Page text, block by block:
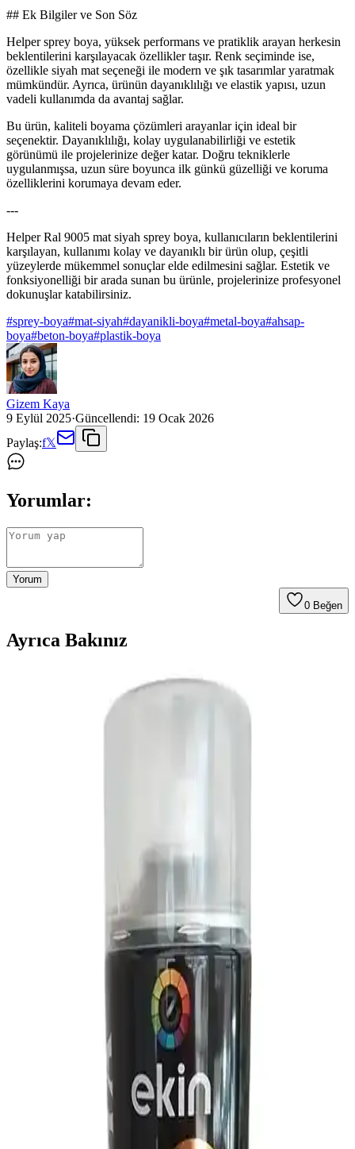
## Ek Bilgiler ve Son Söz
Helper sprey boya, yüksek performans ve pratiklik arayan herkesin
beklentilerini karşılayacak özellikler taşır. Renk seçiminde ise,
özellikle siyah mat seçeneği ile modern ve şık tasarımlar yaratmak
mümkündür. Ayrıca, ürünün dayanıklılığı ve elastik yapısı, uzun
vadeli kullanımda da avantaj sağlar.
Bu ürün, kaliteli boyama çözümleri arayanlar için ideal bir
seçenektir. Dayanıklılığı, kolay uygulanabilirliği ve estetik
görünümü ile projelerinize değer katar. Doğru tekniklerle
uygulanmışsa, uzun süre boyunca ilk günkü güzelliği ve koruma
özelliklerini korumaya devam eder.
---
Helper Ral 9005 mat siyah sprey boya, kullanıcıların beklentilerini
karşılayan, kullanımı kolay ve dayanıklı bir ürün olup, çeşitli
yüzeylerde mükemmel sonuçlar elde edilmesini sağlar. Estetik ve
fonksiyonelliği bir arada sunan bu ürünle, projelerinize profesyonel
dokunuşlar katabilirsiniz.
#sprey-boya#mat-siyah#dayanikli-boya#metal-boya#ahsap-
boya#beton-boya#plastik-boya
Gizem Kaya
9 Eylül 2025·Güncellendi: 19 Ocak 2026
Paylaş:f𝕏
Yorumlar:
Yorum
0 Beğen
Ayrıca Bakınız
Motip Isıya Dayanıklı Sprey Boya 400 ml Siyah
Yüksek Sıcaklık ve Dayanıklılık Sağlar
Bu karşılaştırmada Akçalı Metalik Gri (357) ile Motip Carat
Fosforlu Sarı (Ral 95724) ürünleri kapatıcı performans, renk/ton,
Beyaz Duvarlarda Ayna Çerçevesi Renk Seçimi ve
Boyama Teknikleri
Beyaz duvarlı mekânlarda ayna çerçevesi seçimi ve boyama
teknikleri, renk uyumu ve malzeme özellikleriyle mekanın
atmosferini belirler. Siyah mat, ahşap tonları ve antik altın gibi
Best Classic Beyazı ile Best Elite Mavi 5002
Arasındaki Kapatıcılık ve Renk Karşılaştırması
Bu karşılaştırma, Best Classic Buzdolabı Beyazı Sprey Boya 400 ml
Tekli ile Best Elite Mavi Boya 5002 400 ml arasındaki kapatıcılık,
kuruma süreleri, dayanıklılık, renk doğruluğu ve yüzey
uyumluluğunu analiz eder; kullanıcı geri bildirimleriyle desteklenir.